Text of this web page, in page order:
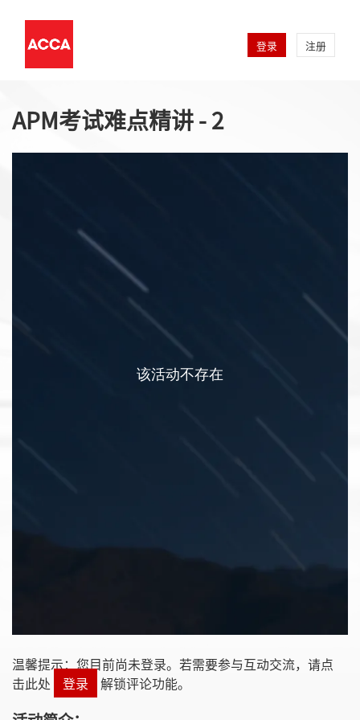
登录 注册
APM考试难点精讲 - 2
温馨提示：您目前尚未登录。若需要参与互动交流，请点
击此处
登录 解锁评论功能。